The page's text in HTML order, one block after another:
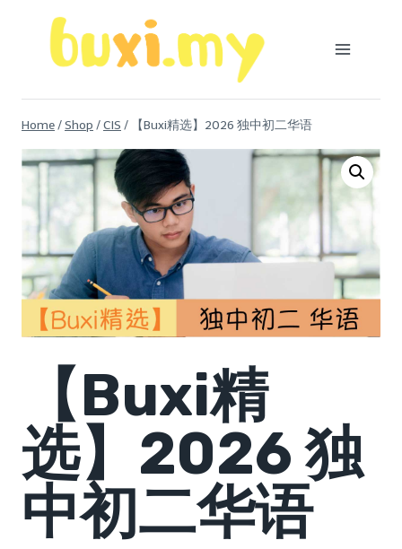
Home/Shop /CIS / 【Buxi精选】2026 独中初二华语
【Buxi精
选】2026 独
中初二华语